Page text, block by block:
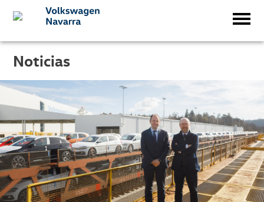
Noticias